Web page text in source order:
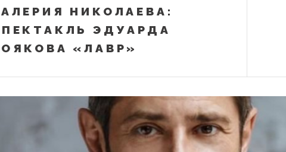
НИКОЛАЕВА:
ЭДУАРДА
«ЛАВР»